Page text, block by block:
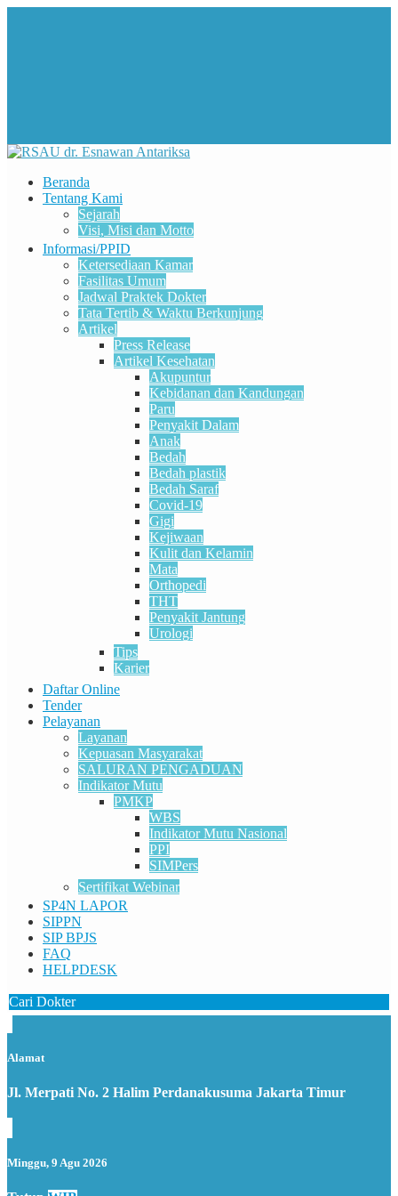
Beranda
Tentang Kami
Sejarah
Visi, Misi dan Motto
Informasi/PPID
Ketersediaan Kamar
Fasilitas Umum
Jadwal Praktek Dokter
Tata Tertib & Waktu Berkunjung
Artikel
Press Release
Artikel Kesehatan
Akupuntur
Kebidanan dan Kandungan
Paru
Penyakit Dalam
Anak
Bedah
Bedah plastik
Bedah Saraf
Covid-19
Gigi
Kejiwaan
Kulit dan Kelamin
Mata
Orthopedi
THT
Penyakit Jantung
Urologi
Tips
Karier
Daftar Online
Tender
Pelayanan
Layanan
Kepuasan Masyarakat
SALURAN PENGADUAN
Indikator Mutu
PMKP
WBS
Indikator Mutu Nasional
PPI
SIMPers
Sertifikat Webinar
SP4N LAPOR
SIPPN
SIP BPJS
FAQ
HELPDESK
Cari Dokter
Alamat
Jl. Merpati No. 2 Halim Perdanakusuma Jakarta Timur
Minggu, 9 Agu 2026